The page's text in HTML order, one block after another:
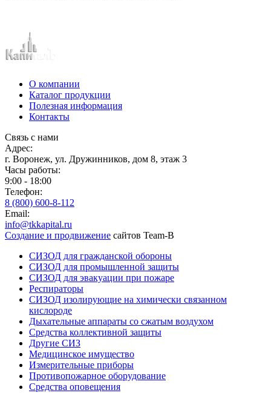
О компании
Каталог продукции
Полезная информация
Контакты
Связь с нами
Адрес:
г. Воронеж, ул. Дружинников, дом 8, этаж 3
Часы работы:
9:00 - 18:00
Телефон:
8 (800) 600-8-112
Email:
info@tkkapital.ru
Создание и продвижение сайтов Team-B
СИЗОД для гражданской обороны
СИЗОД для промышленной защиты
СИЗОД для эвакуации при пожаре
Респираторы
СИЗОД изолирующие на химически связанном
кислороде
Дыхательные аппараты со сжатым воздухом
Средства коллективной защиты
Другие СИЗ
Медицинское имущество
Измерительные приборы
Противопожарное оборудование
Средства оповещения